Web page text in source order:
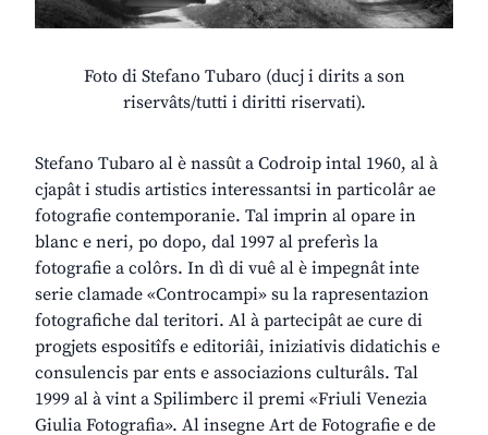
Foto di Stefano Tubaro (ducj i dirits a son
riservâts/tutti i diritti riservati).
Stefano Tubaro al è nassût a Codroip intal 1960, al à
cjapât i studis artistics interessantsi in particolâr ae
fotografie contemporanie. Tal imprin al opare in
blanc e neri, po dopo, dal 1997 al preferìs la
fotografie a colôrs. In dì di vuê al è impegnât inte
serie clamade «Controcampi» su la rapresentazion
fotografiche dal teritori. Al à partecipât ae cure di
progjets espositîfs e editoriâi, iniziativis didatichis e
consulencis par ents e associazions culturâls. Tal
1999 al à vint a Spilimberc il premi «Friuli Venezia
Giulia Fotografia». Al insegne Art de Fotografie e de